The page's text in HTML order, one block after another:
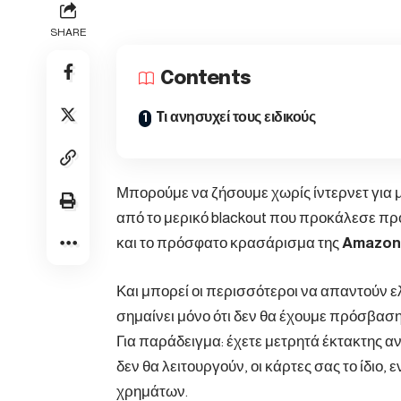
SHARE
Contents
Tι ανησυχεί τους ειδικούς
Μπορούμε να ζήσουμε χωρίς ίντερνετ
από το μερικό blackout που προκάλεσε
και το πρόσφατο κρασάρισμα της
Και μπορεί οι περισσότεροι να απαντούν
σημαίνει μόνο ότι δεν θα έχουμε
Για παράδειγμα: έχετε μετρητά έκτακτης
δεν θα λειτουργούν, οι κάρτες σας το
χρημάτων.